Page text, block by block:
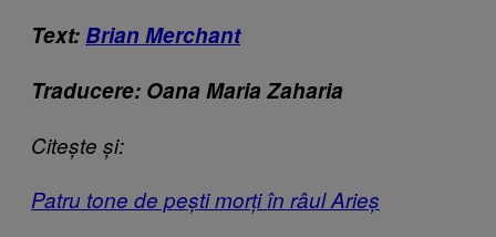
Text: Brian Merchant
Traducere: Oana Maria Zaharia
Citește și:
Patru tone de pești morți în râul Arieș